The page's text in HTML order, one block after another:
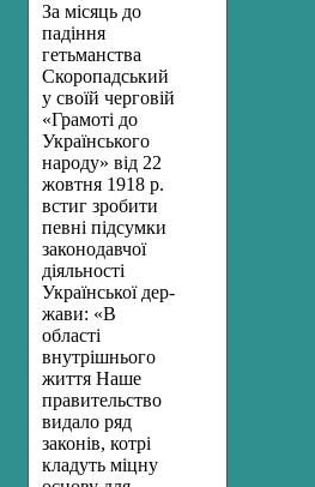
За місяць до
падіння
гетьманства
Скоропадський
у своїй чер­говій
«Грамоті до
Українського
народу» від 22
жовтня 1918 р.
встиг зробити
певні підсумки
законодавчої
діяльності
Української дер­
жави: «В
області
внутрішнього
життя Наше
правительство
видало ряд
законів, котрі
кладуть міцну